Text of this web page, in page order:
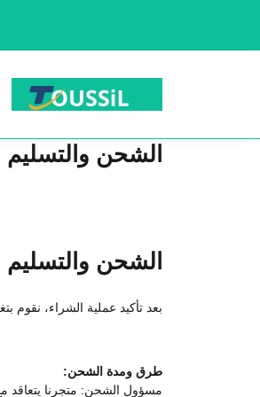
الشحن والتسليم
الشحن والتسليم
بعد تأكيد عملية الشراء، نقوم
طرق ومدة الشحن:
مسؤول الشحن: متجرنا يتعاقد